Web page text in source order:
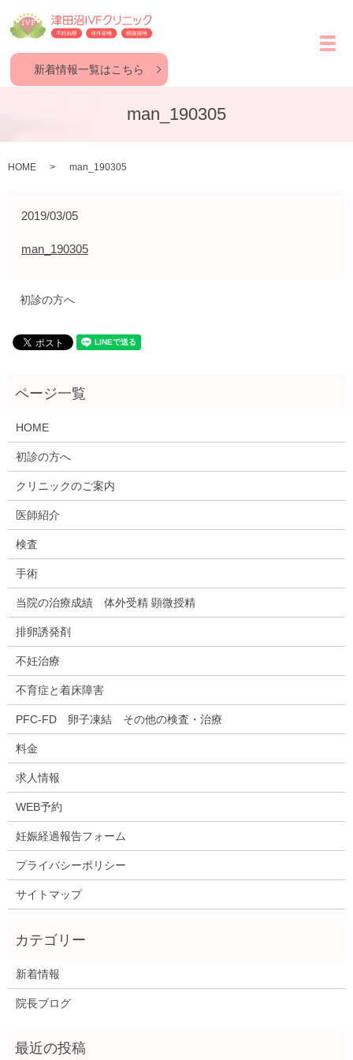
新着情報一覧はこちら
メ
man_190305
HOME man_190305
2019/03/05
man_190305
初診の方へ
HOME
初診の方へ
クリニックのご案内
医師紹介
検査
手術
当院の治療成績 体外受精 顕微授精
排卵誘発剤
不妊治療
不育症と着床障害
PFC-FD 卵子凍結 その他の検査・治療
料金
求人情報
WEB予約
妊娠経過報告フォーム
プライバシーポリシー
サイトマップ
新着情報
院長ブログ